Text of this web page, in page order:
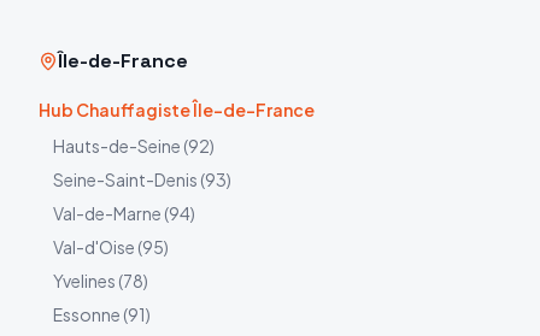
Île-de-France
Hub Chauffagiste Île-de-France
Hauts-de-Seine (92)
Seine-Saint-Denis (93)
Val-de-Marne (94)
Val-d'Oise (95)
Yvelines (78)
Essonne (91)